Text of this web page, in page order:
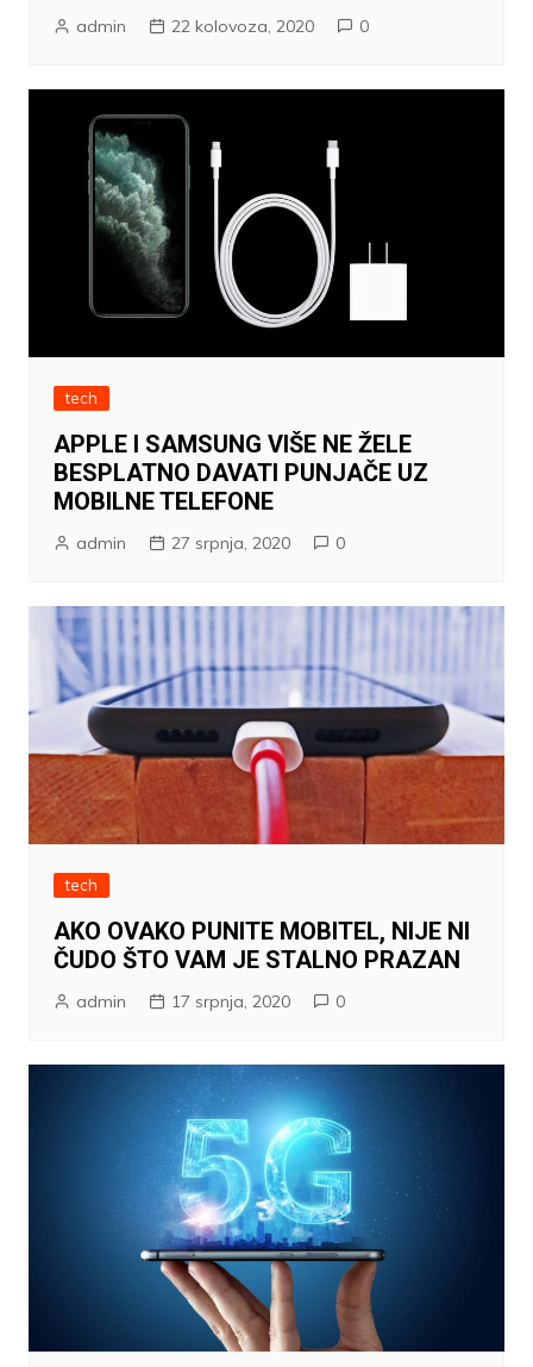
admin 22 kolovoza, 2020 0
tech
APPLE I SAMSUNG VIŠE NE ŽELE
BESPLATNO DAVATI PUNJAČE UZ
MOBILNE TELEFONE
admin 27 srpnja, 2020 0
tech
AKO OVAKO PUNITE MOBITEL, NIJE NI
ČUDO ŠTO VAM JE STALNO PRAZAN
admin 17 srpnja, 2020 0